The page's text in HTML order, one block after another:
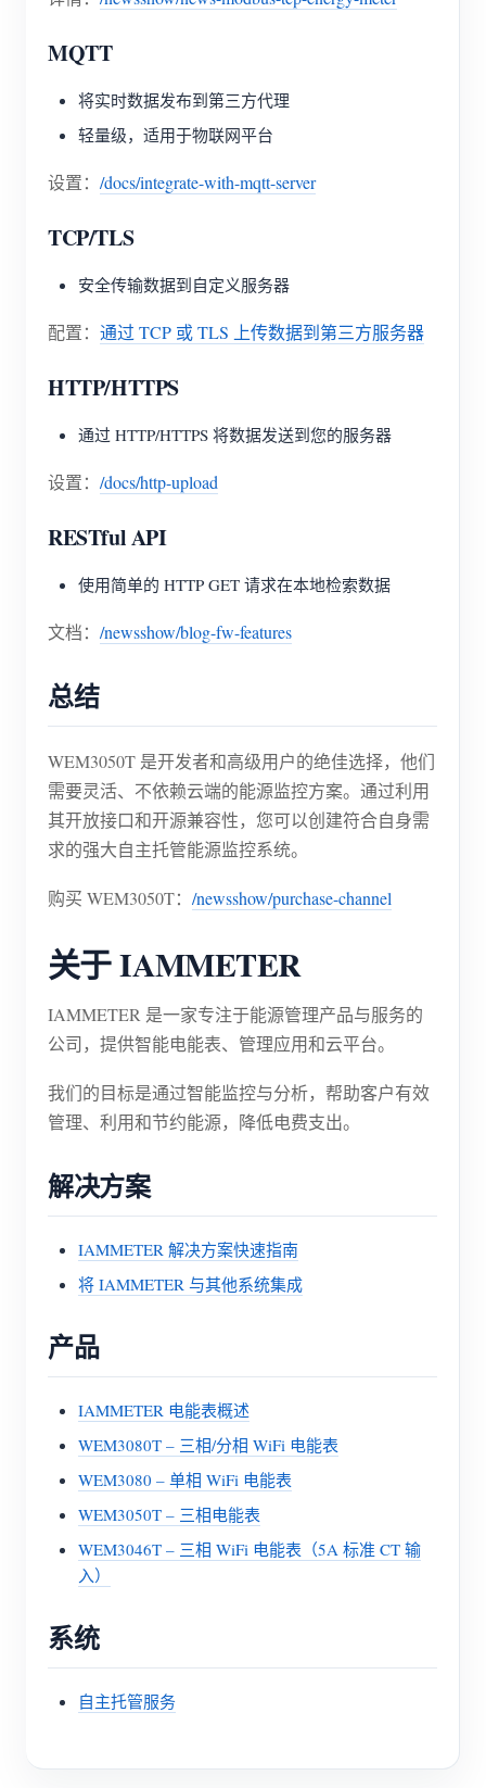
MQTT
将实时数据发布到第三方代理
轻量级，适用于物联网平台
设置： /docs/integrate-with-mqtt-server
TCP/TLS
安全传输数据到自定义服务器
配置： 通过 TCP 或 TLS 上传数据到第三方服务器
HTTP/HTTPS
通过 HTTP/HTTPS 将数据发送到您的服务器
设置： /docs/http-upload
RESTful API
使用简单的 HTTP GET 请求在本地检索数据
文档： /newsshow/blog-fw-features
总结
WEM3050T 是开发者和高级用户的绝佳选择，他们
需要灵活、不依赖云端的能源监控方案。通过利用
其开放接口和开源兼容性，您可以创建符合自身需
求的强大自主托管能源监控系统。
购买 WEM3050T： /newsshow/purchase-channel
关于 IAMMETER
IAMMETER 是一家专注于能源管理产品与服务的
公司，提供智能电能表、管理应用和云平台。
我们的目标是通过智能监控与分析，帮助客户有效
管理、利用和节约能源，降低电费支出。
解决方案
IAMMETER 解决方案快速指南
将 IAMMETER 与其他系统集成
产品
IAMMETER 电能表概述
WEM3080T – 三相/分相 WiFi 电能表
WEM3080 – 单相 WiFi 电能表
WEM3050T – 三相电能表
WEM3046T – 三相 WiFi 电能表（5A 标准 CT 输
入）
系统
自主托管服务